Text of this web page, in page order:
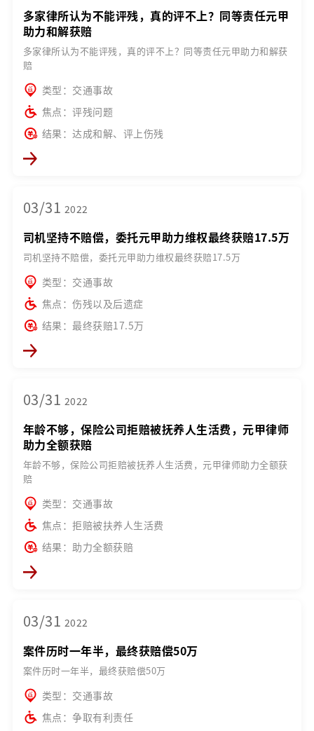
多家律所认为不能评残，真的评不上？同等责任元甲
助力和解获赔
多家律所认为不能评残，真的评不上？同等责任元甲助力和解获
赔
类型：交通事故
焦点：评残问题
结果：达成和解、评上伤残
03/31 2022
司机坚持不赔偿，委托元甲助力维权最终获赔17.5万
司机坚持不赔偿，委托元甲助力维权最终获赔17.5万
类型：交通事故
焦点：伤残以及后遗症
结果：最终获赔17.5万
03/31 2022
年龄不够，保险公司拒赔被抚养人生活费，元甲律师
助力全额获赔
年龄不够，保险公司拒赔被抚养人生活费，元甲律师助力全额获
赔
类型：交通事故
焦点：拒赔被扶养人生活费
结果：助力全额获赔
03/31 2022
案件历时一年半，最终获赔偿50万
案件历时一年半，最终获赔偿50万
类型：交通事故
焦点：争取有利责任